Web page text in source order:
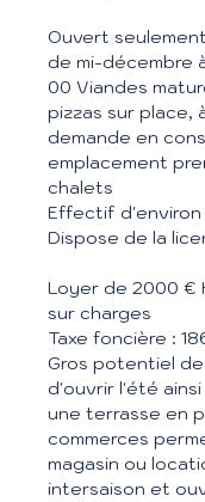
Ouvert
de mi-décembre
00 Viandes
pizzas sur place,
demande en
emplacement
chalets
Effectif d'environ
Dispose de la
Loyer de 2000 €
sur charges
Taxe foncière :
Gros potentiel
d'ouvrir l'été
une terrasse en
commerces
magasin ou
intersaison et